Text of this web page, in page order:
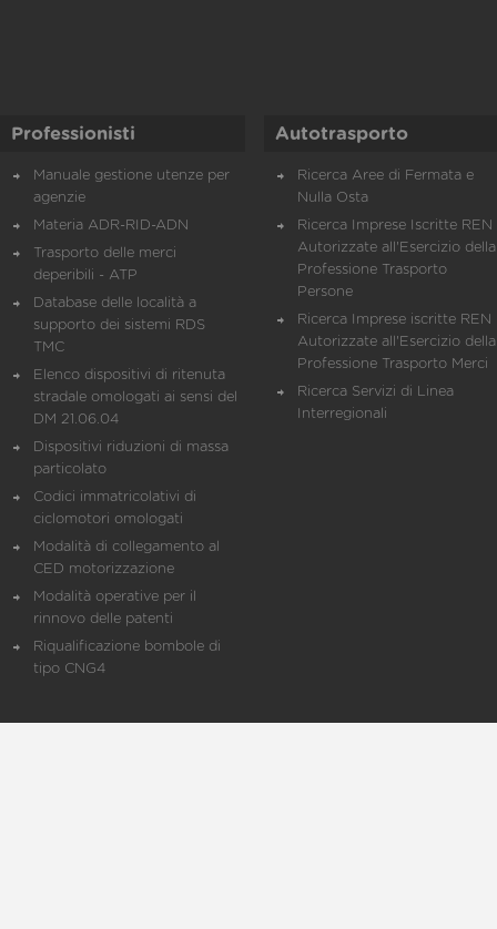
Professionisti
Manuale gestione utenze per
agenzie
Materia ADR-RID-ADN
Trasporto delle merci
deperibili - ATP
Database delle località a
supporto dei sistemi RDS
TMC
Elenco dispositivi di ritenuta
stradale omologati ai sensi del
DM 21.06.04
Dispositivi riduzioni di massa
particolato
Codici immatricolativi di
ciclomotori omologati
Modalità di collegamento al
CED motorizzazione
Modalità operative per il
rinnovo delle patenti
Riqualificazione bombole di
tipo CNG4
Autotrasporto
Ricerca Aree di Fermata e
Nulla Osta
Ricerca Imprese Iscritte REN
Autorizzate all'Esercizio della
Professione Trasporto
Persone
Ricerca Imprese iscritte REN
Autorizzate all'Esercizio della
Professione Trasporto Merci
Ricerca Servizi di Linea
Interregionali